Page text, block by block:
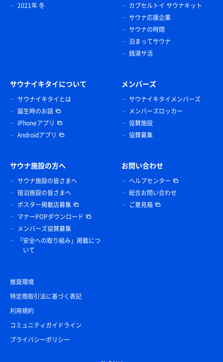
2021年 冬
カプセルトイ サウナキット
サウナ応援企業
サウナの時間
泊まってサウナ
銭湯サ活
サウナイキタイについて
サウナイキタイとは
誕生時のお話
iPhoneアプリ
Androidアプリ
メンバーズ
サウナイキタイメンバーズ
メンバーズロッカー
協賛施設
協賛募集
サウナ施設の方へ
サウナ施設の皆さまへ
宿泊施設の皆さまへ
ポスター掲載店募集
マナーPOPダウンロード
メンバーズ協賛募集
「安全への取り組み」掲載につ
いて
お問い合わせ
ヘルプセンター
総合お問い合わせ
ご意見箱
推奨環境
特定商取引法に基づく表記
利用規約
コミュニティガイドライン
プライバシーポリシー